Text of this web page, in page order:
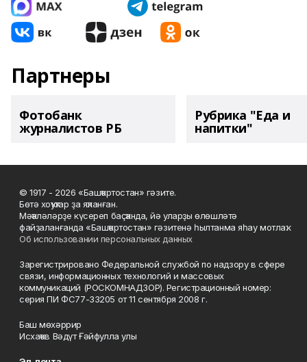
Партнеры
Фотобанк
журналистов РБ
Рубрика "Еда и
напитки"
© 1917 - 2026 «Башҡортостан» гәзите.
Бөтә хоҡуҡтар ҙа яҡланған.
Мәҡәләләрҙе күсереп баҫҡанда, йә уларҙы өлөшләтә
файҙаланғанда «Башҡортостан» гәзитенә һылтанма яһау мотлаҡ.
Об использовании персональных данных
Зарегистрировано Федеральной службой по надзору в сфере
связи, информационных технологий и массовых
коммуникаций (РОСКОМНАДЗОР). Регистрационный номер:
серия ПИ ФС77-33205 от 11 сентября 2008 г.
Баш мөхәррир
Исхаҡов Вәдүт Ғәйфулла улы